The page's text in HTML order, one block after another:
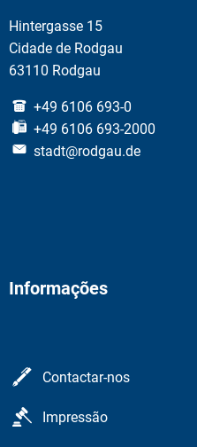
Hintergasse 15
Cidade de Rodgau
63110 Rodgau
+49 6106 693-0
+49 6106 693-2000
stadt@rodgau.de
Informações
Contactar-nos
Impressão